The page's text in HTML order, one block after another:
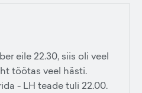
eile 22.30, siis oli veel
töötas veel hästi.
- LH teade tuli 22.00.